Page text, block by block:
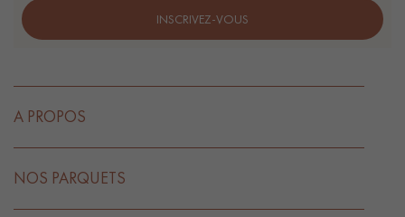
INSCRIVEZ-VOUS
A PROPOS
NOS PARQUETS